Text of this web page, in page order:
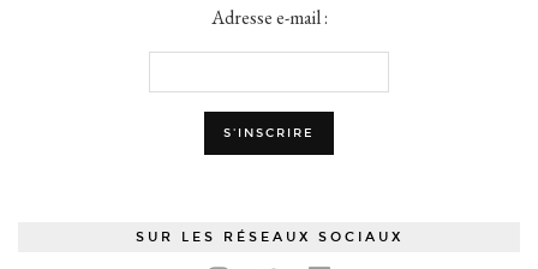
Adresse e-mail :
SUR LES RÉSEAUX SOCIAUX